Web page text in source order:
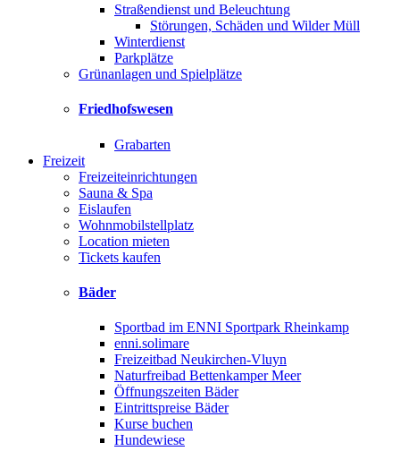
Straßendienst und Beleuchtung
Störungen, Schäden und Wilder Müll
Winterdienst
Parkplätze
Grünanlagen und Spielplätze
Friedhofswesen
Grabarten
Freizeit
Freizeiteinrichtungen
Sauna & Spa
Eislaufen
Wohnmobilstellplatz
Location mieten
Tickets kaufen
Bäder
Sportbad im ENNI Sportpark Rheinkamp
enni.solimare
Freizeitbad Neukirchen-Vluyn
Naturfreibad Bettenkamper Meer
Öffnungszeiten Bäder
Eintrittspreise Bäder
Kurse buchen
Hundewiese